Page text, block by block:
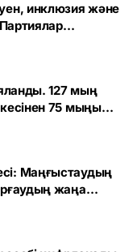
инклюзия және
көтерді
127 мың
75 мыңы
Маңғыстаудың
жаңа